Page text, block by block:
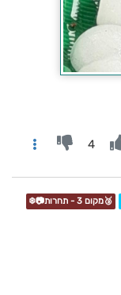
4
🥉מקום 3 - תחרות📷❄️